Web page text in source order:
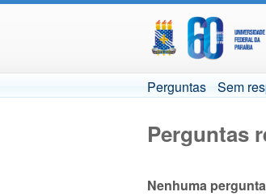
Perguntas Sem
Perguntas
Nenhuma